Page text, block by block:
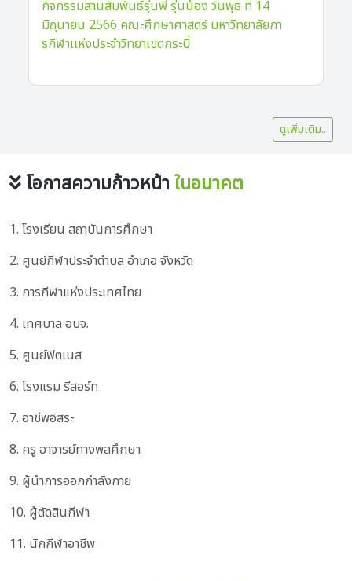
กิจกรรมสานสัมพันธ์รุ่นพี่ รุ่นน้อง วันพุธ ที่ 14
มิถุนายน 2566 คณะศึกษาศาสตร์ มหาวิทยาลัยกา
รกีฬาเเห่งประจำวิทยาเขตกระบี่
ดูเพิ่มเติม..
โอกาสความก้าวหน้าในอนาคต
1. โรงเรียน สถาบันการศึกษา
2. ศูนย์กีฬาประจำตำบล อำเภอ จังหวัด
3. การกีฬาแห่งประเทศไทย
4. เทศบาล อบจ.
5. ศูนย์ฟิตเนส
6. โรงแรม รีสอร์ท
7. อาชีพอิสระ
8. ครู อาจารย์ทางพลศึกษา
9. ผู้นำการออกกำลังกาย
10. ผู้ตัดสินกีฬา
11. นักกีฬาอาชีพ